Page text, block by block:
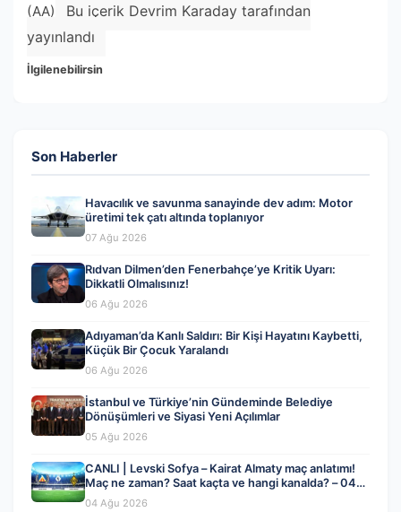
(AA)
Bu içerik Devrim Karaday tarafından
yayınlandı
İlgilenebilirsin
Son Haberler
Havacılık ve savunma sanayinde dev adım: Motor
üretimi tek çatı altında toplanıyor
07 Ağu 2026
Rıdvan Dilmen’den Fenerbahçe’ye Kritik Uyarı:
Dikkatli Olmalısınız!
06 Ağu 2026
Adıyaman’da Kanlı Saldırı: Bir Kişi Hayatını Kaybetti,
Küçük Bir Çocuk Yaralandı
06 Ağu 2026
İstanbul ve Türkiye’nin Gündeminde Belediye
Dönüşümleri ve Siyasi Yeni Açılımlar
05 Ağu 2026
CANLI | Levski Sofya – Kairat Almaty maç anlatımı!
Maç ne zaman? Saat kaçta ve hangi kanalda? – 04
Ağustos 2026
04 Ağu 2026